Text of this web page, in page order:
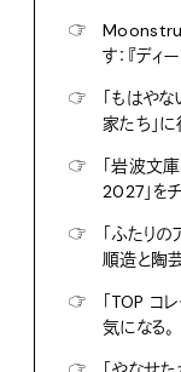
☞
す：『ディ
☞
「もはや
家たち」に
☞
「岩波文
2027」をチ
☞
「ふたり
順造と陶
☞
「TOP コ
気になる。